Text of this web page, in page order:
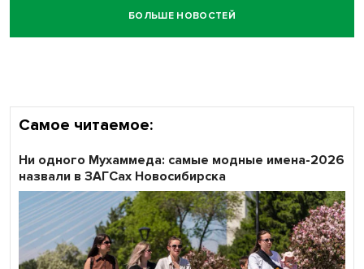
БОЛЬШЕ НОВОСТЕЙ
Самое читаемое:
Ни одного Мухаммеда: самые модные имена-2026
назвали в ЗАГСах Новосибирска